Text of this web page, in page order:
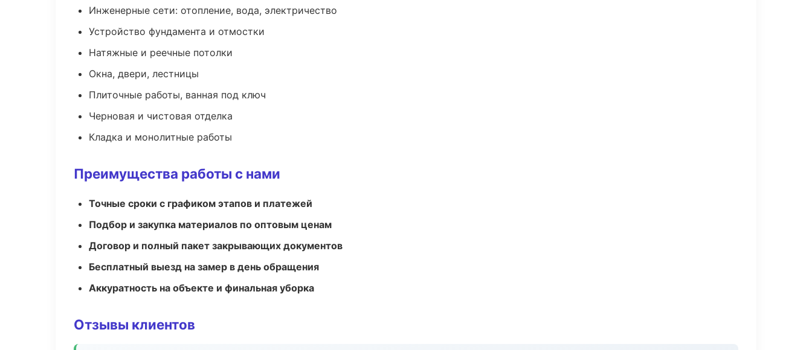
Инженерные сети: отопление, вода, электричество
Устройство фундамента и отмостки
Натяжные и реечные потолки
Окна, двери, лестницы
Плиточные работы, ванная под ключ
Черновая и чистовая отделка
Кладка и монолитные работы
Преимущества работы с нами
Точные сроки с графиком этапов и платежей
Подбор и закупка материалов по оптовым ценам
Договор и полный пакет закрывающих документов
Бесплатный выезд на замер в день обращения
Аккуратность на объекте и финальная уборка
Отзывы клиентов